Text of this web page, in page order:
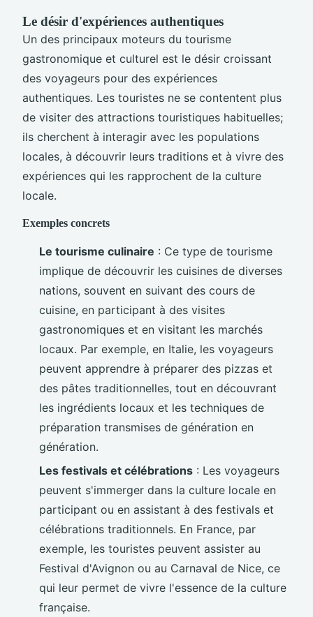
Le désir d'expériences authentiques
Un des principaux moteurs du tourisme
gastronomique et culturel est le désir croissant
des voyageurs pour des expériences
authentiques. Les touristes ne se contentent plus
de visiter des attractions touristiques habituelles;
ils cherchent à interagir avec les populations
locales, à découvrir leurs traditions et à vivre des
expériences qui les rapprochent de la culture
locale.
Exemples concrets
Le tourisme culinaire : Ce type de tourisme
implique de découvrir les cuisines de diverses
nations, souvent en suivant des cours de
cuisine, en participant à des visites
gastronomiques et en visitant les marchés
locaux. Par exemple, en Italie, les voyageurs
peuvent apprendre à préparer des pizzas et
des pâtes traditionnelles, tout en découvrant
les ingrédients locaux et les techniques de
préparation transmises de génération en
génération.
Les festivals et célébrations : Les voyageurs
peuvent s'immerger dans la culture locale en
participant ou en assistant à des festivals et
célébrations traditionnels. En France, par
exemple, les touristes peuvent assister au
Festival d'Avignon ou au Carnaval de Nice, ce
qui leur permet de vivre l'essence de la culture
française.